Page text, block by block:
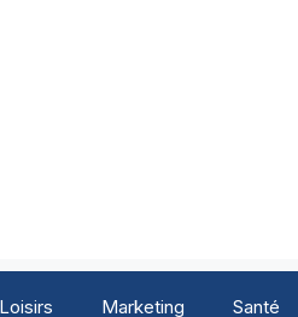
Loisirs Marketing Santé